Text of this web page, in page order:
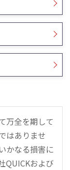
万全を期して
はありませ
かなる損害に
QUICKおよび